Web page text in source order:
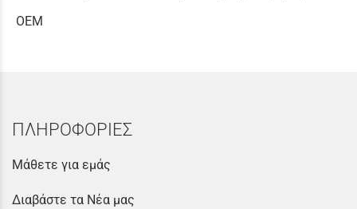
OEM
ΠΛΗΡΟΦΟΡΙΕΣ
Μάθετε για εμάς
Διαβάστε τα Νέα μας